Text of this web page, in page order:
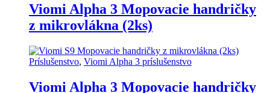
Viomi Alpha 3 Mopovacie handričky
z mikrovlákna (2ks)
Príslušenstvo, Viomi Alpha 3 príslušenstvo
Viomi Alpha 3 Mopovacie handričky